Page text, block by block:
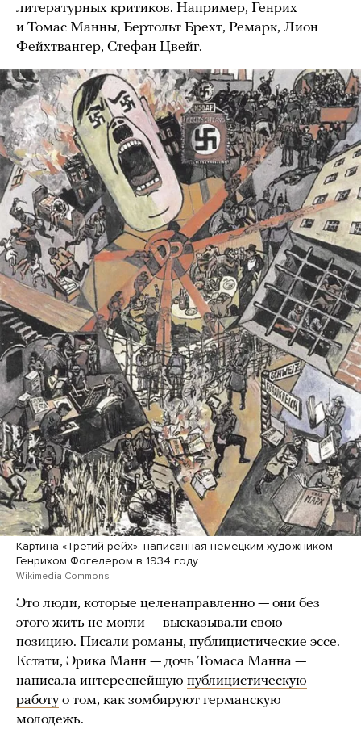
литературных критиков. Например, Генрих
и Томас Манны, Бертольт Брехт, Ремарк, Лион
Фейхтвангер, Стефан Цвейг.
Картина «Третий рейх», написанная немецким художником
Генрихом Фогелером в 1934 году
Wikimedia Commons
Это люди, которые целенаправленно — они без
этого жить не могли — высказывали свою
позицию. Писали романы, публицистические эссе.
Кстати, Эрика Манн — дочь Томаса Манна —
написала интереснейшую публицистическую
работуо том, как зомбируют германскую
молодежь.